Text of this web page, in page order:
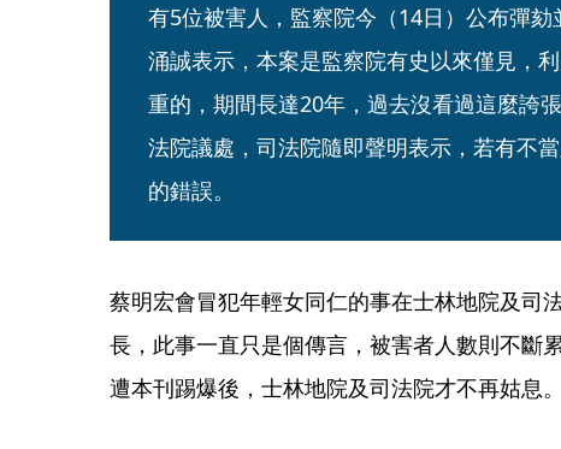
有5位被害人，監察院今（14日）公布彈
涌誠表示，本案是監察院有史以來僅見，
重的，期間長達20年，過去沒看過這麼誇
法院議處，司法院隨即聲明表示，若有不
的錯誤。
蔡明宏會冒犯年輕女同仁的事在士林地院及司
長，此事一直只是個傳言，被害者人數則不斷
遭本刊踢爆後，士林地院及司法院才不再姑息。